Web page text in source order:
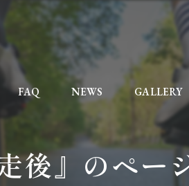
FAQ NEWS GALLERY
後』のペー